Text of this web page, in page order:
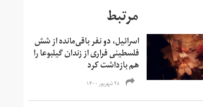
مرتبط
اسرائیل، دو نفر باقی‌مانده از شش
فلسطینی فراری از زندان گیلبوعا را
هم بازداشت کرد
۲۸ شهریور ۱۴۰۰